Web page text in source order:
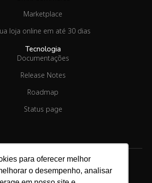
para oferecer melhor
o desempenho, analisar
Marketplace
loja online em até 30 dias
Tecnologia
Documentações
Release Notes
Roadmap
Status page